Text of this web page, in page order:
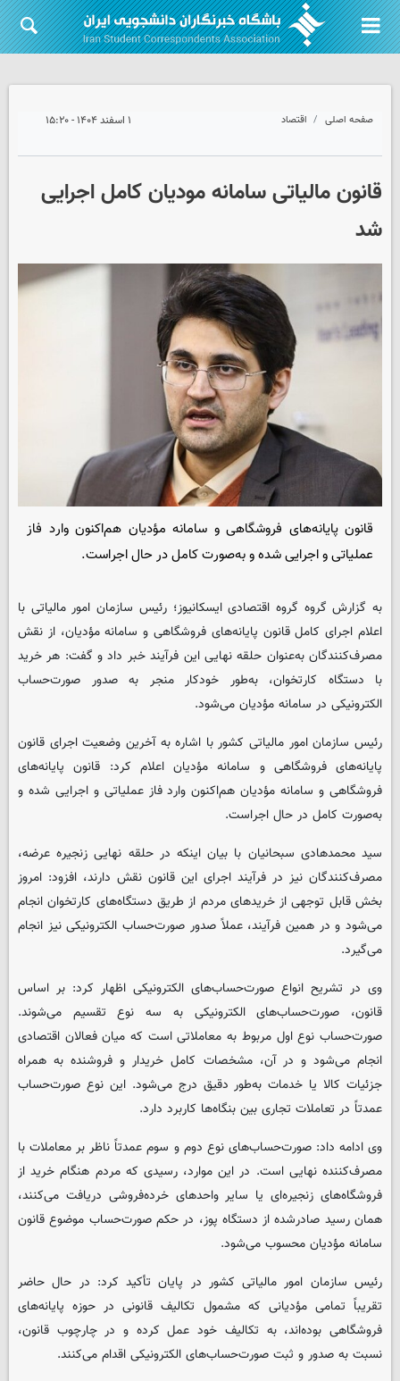
صفحه اصلی اقتصاد ۱ اسفند ۱۴۰۴ - ۱۵:۲۰
قانون مالیاتی سامانه مودیان کامل اجرایی
شد
قانون پایانه‌های فروشگاهی و سامانه مؤدیان هم‌اکنون وارد فاز
عملیاتی و اجرایی شده و به‌صورت کامل در حال اجراست.
به گزارش گروه گروه اقتصادی ایسکانیوز؛ رئیس سازمان امور مالیاتی با
اعلام اجرای کامل قانون پایانه‌های فروشگاهی و سامانه مؤدیان، از نقش
مصرف‌کنندگان به‌عنوان حلقه نهایی این فرآیند خبر داد و گفت: هر خرید
با دستگاه کارتخوان، به‌طور خودکار منجر به صدور صورت‌حساب
الکترونیکی در سامانه مؤدیان می‌شود.
رئیس سازمان امور مالیاتی کشور با اشاره به آخرین وضعیت اجرای قانون
پایانه‌های فروشگاهی و سامانه مؤدیان اعلام کرد: قانون پایانه‌های
فروشگاهی و سامانه مؤدیان هم‌اکنون وارد فاز عملیاتی و اجرایی شده و
به‌صورت کامل در حال اجراست.
سید محمدهادی سبحانیان با بیان اینکه در حلقه نهایی زنجیره عرضه،
مصرف‌کنندگان نیز در فرآیند اجرای این قانون نقش دارند، افزود: امروز
بخش قابل توجهی از خریدهای مردم از طریق دستگاه‌های کارتخوان انجام
می‌شود و در همین فرآیند، عملاً صدور صورت‌حساب الکترونیکی نیز انجام
می‌گیرد.
وی در تشریح انواع صورت‌حساب‌های الکترونیکی اظهار کرد: بر اساس
قانون، صورت‌حساب‌های الکترونیکی به سه نوع تقسیم می‌شوند.
صورت‌حساب نوع اول مربوط به معاملاتی است که میان فعالان اقتصادی
انجام می‌شود و در آن، مشخصات کامل خریدار و فروشنده به همراه
جزئیات کالا یا خدمات به‌طور دقیق درج می‌شود. این نوع صورت‌حساب
عمدتاً در تعاملات تجاری بین بنگاه‌ها کاربرد دارد.
وی ادامه داد: صورت‌حساب‌های نوع دوم و سوم عمدتاً ناظر بر معاملات با
مصرف‌کننده نهایی است. در این موارد، رسیدی که مردم هنگام خرید از
فروشگاه‌های زنجیره‌ای یا سایر واحدهای خرده‌فروشی دریافت می‌کنند،
همان رسید صادرشده از دستگاه پوز، در حکم صورت‌حساب موضوع قانون
سامانه مؤدیان محسوب می‌شود.
رئیس سازمان امور مالیاتی کشور در پایان تأکید کرد: در حال حاضر
تقریباً تمامی مؤدیانی که مشمول تکالیف قانونی در حوزه پایانه‌های
فروشگاهی بوده‌اند، به تکالیف خود عمل کرده و در چارچوب قانون،
نسبت به صدور و ثبت صورت‌حساب‌های الکترونیکی اقدام می‌کنند.